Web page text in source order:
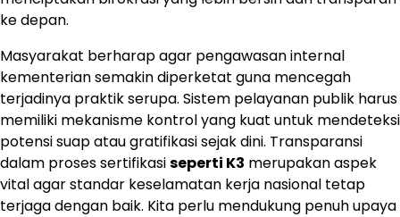
ke depan.
Masyarakat berharap agar pengawasan internal
kementerian semakin diperketat guna mencegah
terjadinya praktik serupa. Sistem pelayanan publik harus
memiliki mekanisme kontrol yang kuat untuk mendeteksi
potensi suap atau gratifikasi sejak dini. Transparansi
dalam proses sertifikasiseperti K3 merupakan aspek
vital agar standar keselamatan kerja nasional tetap
terjaga dengan baik. Kita perlu mendukung penuh upaya